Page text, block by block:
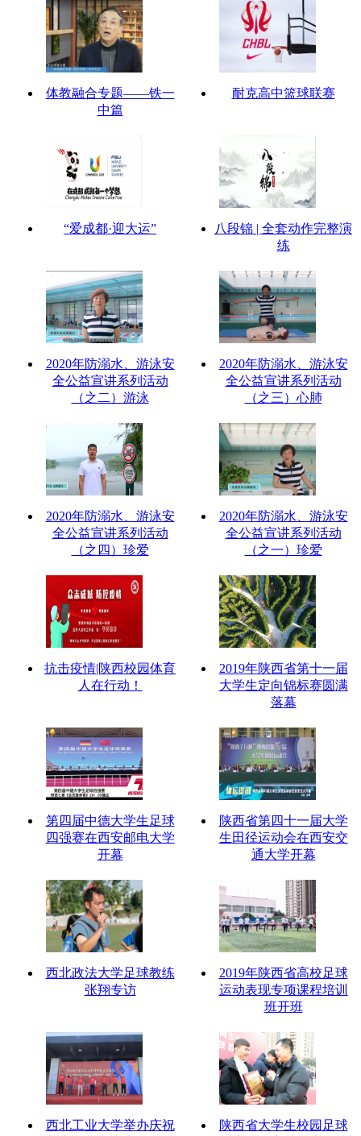
体教融合专题——铁一
中篇
耐克高中篮球联赛
“爱成都·迎大运”
八段锦 | 全套动作完整演
练
2020年防溺水、游泳安
全公益宣讲系列活动
（之二）游泳
2020年防溺水、游泳安
全公益宣讲系列活动
（之三）心肺
2020年防溺水、游泳安
全公益宣讲系列活动
（之四）珍爱
2020年防溺水、游泳安
全公益宣讲系列活动
（之一）珍爱
抗击疫情|陕西校园体育
人在行动！
2019年陕西省第十一届
大学生定向锦标赛圆满
落幕
第四届中德大学生足球
四强赛在西安邮电大学
开幕
陕西省第四十一届大学
生田径运动会在西安交
通大学开幕
西北政法大学足球教练
张翔专访
2019年陕西省高校足球
运动表现专项课程培训
班开班
西北工业大学举办庆祝
陕西省大学生校园足球